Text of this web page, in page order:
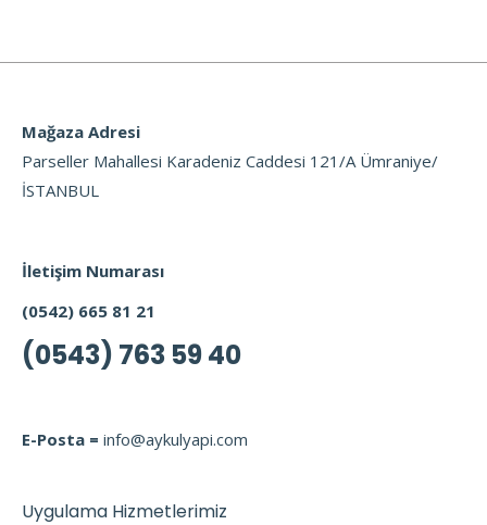
Mağaza Adresi
Parseller Mahallesi Karadeniz Caddesi 121/A Ümraniye/
İSTANBUL
İletişim Numarası
(0542) 665 81 21
(0543) 763 59 40
E-Posta = info@aykulyapi.com
Uygulama Hizmetlerimiz